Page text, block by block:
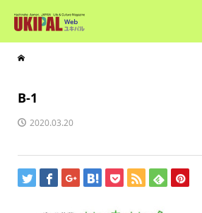
B-1
2020.03.20